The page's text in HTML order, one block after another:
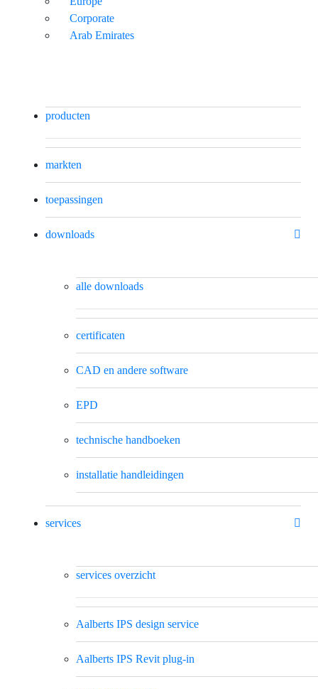
Corporate
Arab Emirates
producten
markten
toepassingen
downloads
alle downloads
certificaten
CAD en andere software
EPD
technische handboeken
installatie handleidingen
services
services overzicht
Aalberts IPS design service
Aalberts IPS Revit plug-in